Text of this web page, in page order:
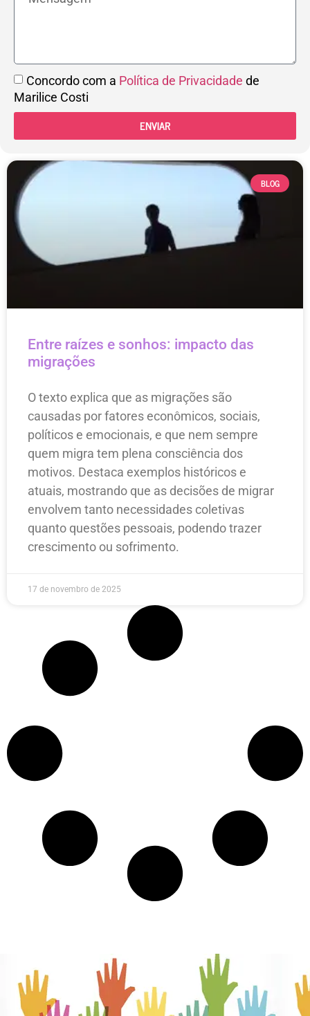
Concordo com a Política de Privacidade de
Marilice Costi
ENVIAR
BLOG
Entre raízes e sonhos: impacto das
migrações
O texto explica que as migrações são
causadas por fatores econômicos, sociais,
políticos e emocionais, e que nem sempre
quem migra tem plena consciência dos
motivos. Destaca exemplos históricos e
atuais, mostrando que as decisões de migrar
envolvem tanto necessidades coletivas
quanto questões pessoais, podendo trazer
crescimento ou sofrimento.
17 de novembro de 2025